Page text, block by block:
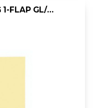
VOUWMAP A4 NF JURA 160G 1-FLAP GL/PK100